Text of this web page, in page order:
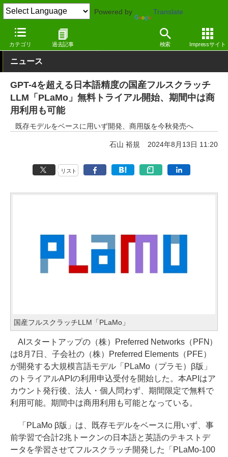
Powered by Translate
カテゴリ 過去記事 検索 Impressサイト
窓の杜 生成AI 文章生成
ニュース
GPT-4を超える日本語精度の国産フルスクラッチ
LLM「PLaMo」無料トライアル開始、期間中は商
用利用も可能
既存モデルをベースに用いず開発、商用版を今秋発売へ
石山 裕規 2024年8月13日 11:20
リスト
国産フルスクラッチLLM「PLaMo」
AIスタートアップの（株）Preferred Networks（PFN）
は8月7日、子会社の（株）Preferred Elements（PFE）
が開発する大規模言語モデル「PLaMo（プラモ）β版」
のトライアルAPIの利用申込受付を開始した。本APIはア
カウント発行後、法人・個人問わず、期間限定で無料で
利用可能。期間中は商用利用も可能となっている。
「PLaMo β版」は、既存モデルをベースに用いず、事
前学習で合計2兆トークンの日本語と英語のテキストデ
ータを学習させてフルスクラッチ開発した「PLaMo-100